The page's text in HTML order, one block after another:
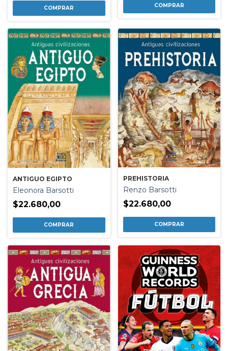
ANTIGUO EGIPTO
Eleonora Barsotti
$22.680,00
PREHISTORIA
Renzo Barsotti
$22.680,00